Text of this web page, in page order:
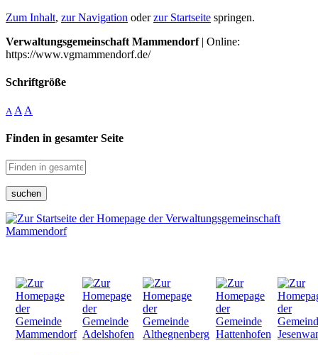
Zum Inhalt, zur Navigation oderzur Startseite springen.
Verwaltungsgemeinschaft Mammendorf| Online:
https://www.vgmammendorf.de/
Schriftgröße
A A A
Finden in gesamter Seite
suchen